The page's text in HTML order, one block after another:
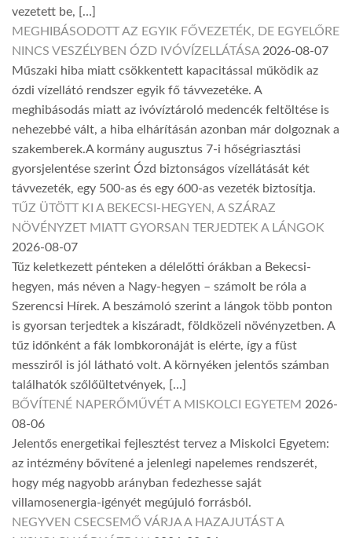
vezetett be, […]
MEGHIBÁSODOTT AZ EGYIK FŐVEZETÉK, DE EGYELŐRE
NINCS VESZÉLYBEN ÓZD IVÓVÍZELLÁTÁSA 2026-08-07
Műszaki hiba miatt csökkentett kapacitással működik az
ózdi vízellátó rendszer egyik fő távvezetéke. A
meghibásodás miatt az ivóvíztároló medencék feltöltése is
nehezebbé vált, a hiba elhárításán azonban már dolgoznak a
szakemberek.A kormány augusztus 7-i hőségriasztási
gyorsjelentése szerint Ózd biztonságos vízellátását két
távvezeték, egy 500-as és egy 600-as vezeték biztosítja.
TŰZ ÜTÖTT KI A BEKECSI-HEGYEN, A SZÁRAZ
NÖVÉNYZET MIATT GYORSAN TERJEDTEK A LÁNGOK
2026-08-07
Tűz keletkezett pénteken a délelőtti órákban a Bekecsi-
hegyen, más néven a Nagy-hegyen – számolt be róla a
Szerencsi Hírek. A beszámoló szerint a lángok több ponton
is gyorsan terjedtek a kiszáradt, földközeli növényzetben. A
tűz időnként a fák lombkoronáját is elérte, így a füst
messziről is jól látható volt. A környéken jelentős számban
találhatók szőlőültetvények, […]
BŐVÍTENÉ NAPERŐMŰVÉT A MISKOLCI EGYETEM 2026-
08-06
Jelentős energetikai fejlesztést tervez a Miskolci Egyetem:
az intézmény bővítené a jelenlegi napelemes rendszerét,
hogy még nagyobb arányban fedezhesse saját
villamosenergia-igényét megújuló forrásból.
NEGYVEN CSECSEMŐ VÁRJA A HAZAJUTÁST A